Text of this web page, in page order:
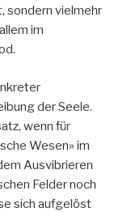
sondern vielmehr
im
der Seele.
wenn für
Wesen» im
Ausvibrieren
Felder noch
sich aufgelöst